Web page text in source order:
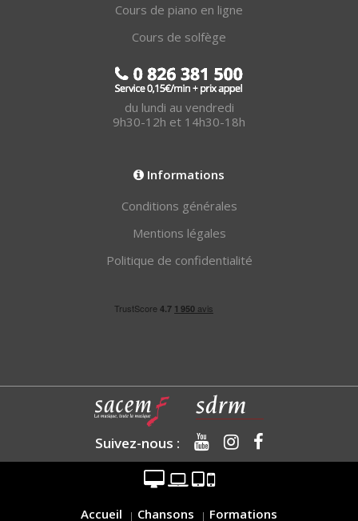
Cours de piano en ligne
Cours de solfège
du lundi au vendredi
9h30-12h et 14h30-18h
Informations
Conditions générales
Mentions légales
Politique de confidentialité
Suivez-nous :
Accueil Chansons Formations